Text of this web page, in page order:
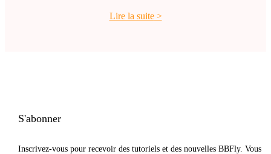
Lire la suite>
S'abonner
Inscrivez-vous pour recevoir des tutoriels et des nouvelles BBFly. Vous